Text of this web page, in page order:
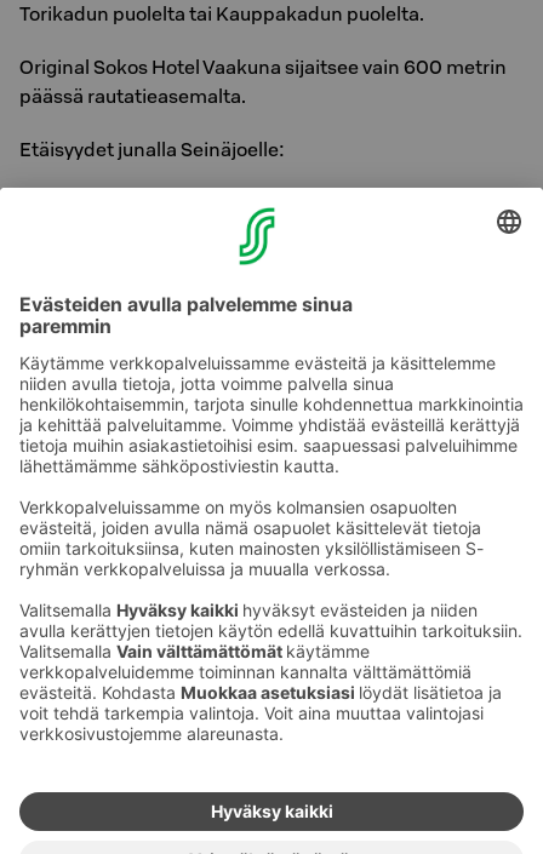
Torikadun puolelta tai Kauppakadun puolelta.
Original Sokos Hotel Vaakuna sijaitsee vain 600 metrin
päässä rautatieasemalta.
Etäisyydet junalla Seinäjoelle:
Tampereelta 1 h 5 min
Helsingistä 2 h 40 min
Jyväskylästä 2 h 45 min
Karttaan pääsettästä >>
Ota yhteyttä
Hotellien yhteystiedot
Asiakaspalvelun yhteystiedot›
Palaute
Anna palautetta
Sokos Hotels uutiskirje
Tilaa uutiskirje
Saat Sokos Hotellien uusimmat
edut ja uutiset sähköpostiisi
kuukausittain.
Palkinnot ja sertifikaatit
Sokos Hotels somessa
Sokos Hotels
Facebookissa
Sokos Hotels
Sokos
Hotels
Sokos
Hotels